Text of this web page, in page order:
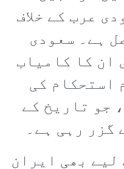
عرب کے خلاف
ہے۔ سعودی
ان کا کامیاب
استحکام کی
جو تاریخ کے
گزر رہی ہے۔
بھی ایران